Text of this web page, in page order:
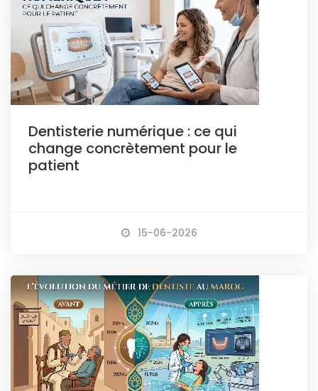
Dentisterie numérique : ce qui
change concrètement pour le
patient
15-06-2026